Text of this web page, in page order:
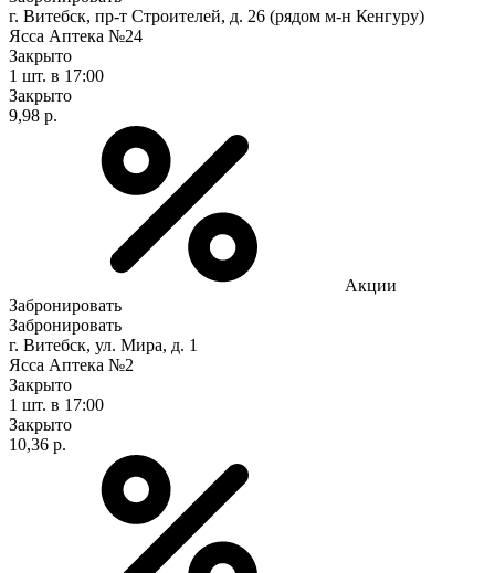
г. Витебск, пр-т Строителей, д. 26 (рядом м-н Кенгуру)
Ясса Аптека №24
Закрыто
1 шт. в 17:00
Закрыто
9,98 р.
Акции
Забронировать
Забронировать
г. Витебск, ул. Мира, д. 1
Ясса Аптека №2
Закрыто
1 шт. в 17:00
Закрыто
10,36 р.